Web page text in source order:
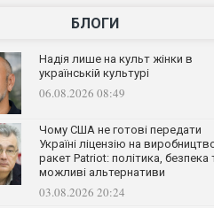
БЛОГИ
Надія лише на культ жінки в
українській культурі
06.08.2026 08:49
Чому США не готові передати
Україні ліцензію на
ракет Patriot: політика, безпека
можливі альтернативи
03.08.2026 20:24